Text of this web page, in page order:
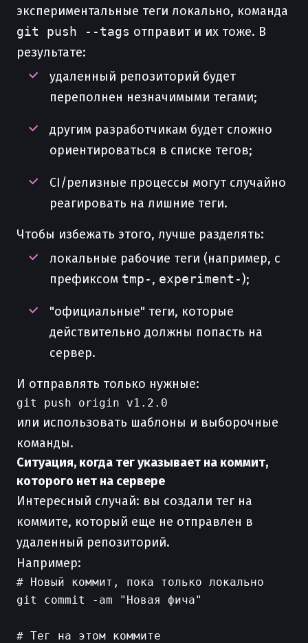
экспериментальные теги локально, команда
git push --tags отправит и их тоже. В
результате:
удаленный репозиторий будет
переполнен незначимыми тегами;
другим разработчикам будет сложно
ориентироваться в списке тегов;
CI/релизные процессы могут случайно
реагировать на лишние теги.
Чтобы избежать этого, лучше разделять:
локальные рабочие теги (например, с
префиксом tmp-, experiment-);
"официальные" теги, которые
действительно должны попасть на
сервер.
И отправлять только нужные:
или использовать шаблоны и выборочные
команды.
Ситуация, когда тег указывает на коммит,
которого нет на сервере
Интересный случай: вы создали тег на
коммите, который еще не отправлен в
удаленный репозиторий.
Например:
# Новый коммит, пока только локально
git commit -am "Новая фича"
# Тег на этом коммите